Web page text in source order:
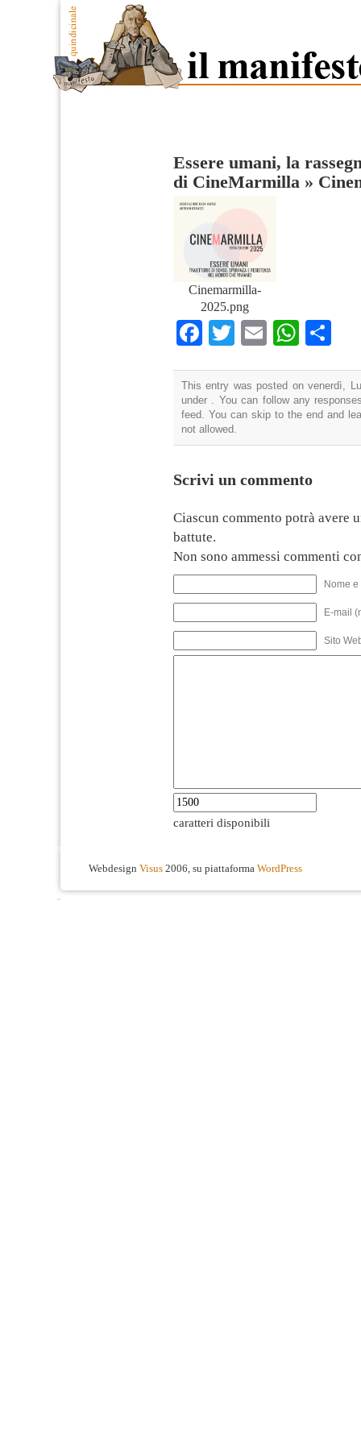
Essere umani, la
di CineMarmilla »
Cinemarmilla-
2025.png
Facebook
TwitterEmail
This entry was posted on venerdì,
under . You can follow any
feed. You can skip to the end and
not allowed.
Scrivi un commento
Ciascun commento potrà avere
battute.
Non sono ammessi commenti
Nome
E-mail
Sito
caratteri disponibili
Webdesign Visus 2006, su piattaforma WordPress